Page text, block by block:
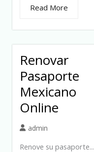
Read More
Renovar
Pasaporte
Mexicano
Online
admin
Renove su pasaporte...